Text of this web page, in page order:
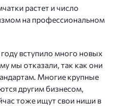
растет и число
на профессиональном
вступило много новых
мы отказали, так как они
Многие крупные
другим бизнесом,
тоже ищут свои ниши в